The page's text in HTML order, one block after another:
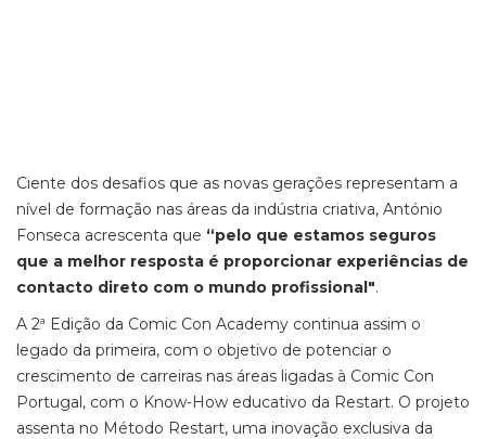
Ciente dos desafios que as novas gerações representam a
nível de formação nas áreas da indústria criativa, António
Fonseca acrescenta que “pelo que estamos seguros
que a melhor resposta é proporcionar experiências de
contacto direto com o mundo profissional".
A 2ª Edição da Comic Con Academy continua assim o
legado da primeira, com o objetivo de potenciar o
crescimento de carreiras nas áreas ligadas à Comic Con
Portugal, com o Know-How educativo da Restart. O projeto
assenta no Método Restart, uma inovação exclusiva da